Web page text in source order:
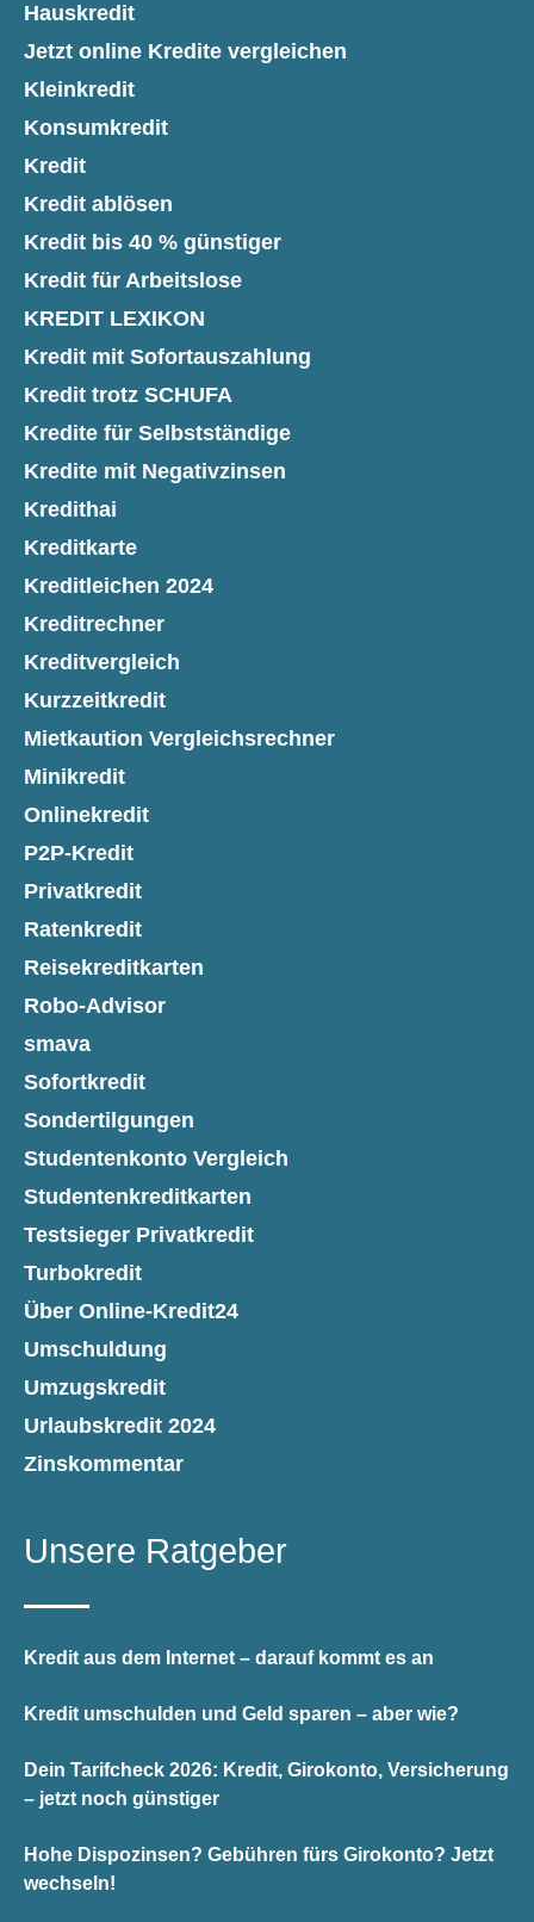
Hauskredit
Jetzt online Kredite vergleichen
Kleinkredit
Konsumkredit
Kredit
Kredit ablösen
Kredit bis 40 % günstiger
Kredit für Arbeitslose
KREDIT LEXIKON
Kredit mit Sofortauszahlung
Kredit trotz SCHUFA
Kredite für Selbstständige
Kredite mit Negativzinsen
Kredithai
Kreditkarte
Kreditleichen 2024
Kreditrechner
Kreditvergleich
Kurzzeitkredit
Mietkaution Vergleichsrechner
Minikredit
Onlinekredit
P2P-Kredit
Privatkredit
Ratenkredit
Reisekreditkarten
Robo-Advisor
smava
Sofortkredit
Sondertilgungen
Studentenkonto Vergleich
Studentenkreditkarten
Testsieger Privatkredit
Turbokredit
Über Online-Kredit24
Umschuldung
Umzugskredit
Urlaubskredit 2024
Zinskommentar
Unsere Ratgeber
Kredit aus dem Internet – darauf kommt es an
Kredit umschulden und Geld sparen – aber wie?
Dein Tarifcheck 2026: Kredit, Girokonto, Versicherung
– jetzt noch günstiger
Hohe Dispozinsen? Gebühren fürs Girokonto? Jetzt
wechseln!